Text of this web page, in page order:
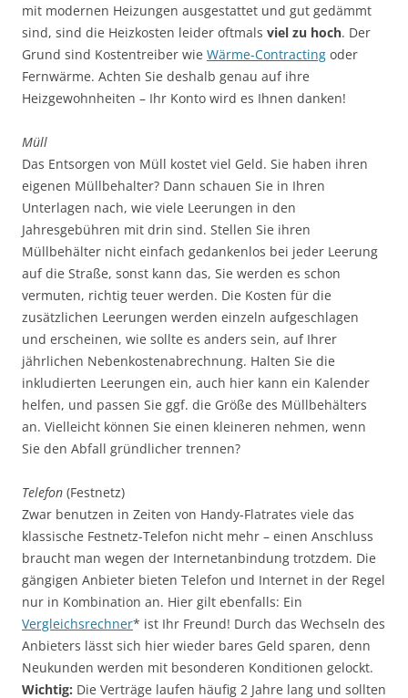
mit modernen Heizungen ausgestattet und gut gedämmt
sind, sind die Heizkosten leider oftmals viel zu hoch. Der
Grund sind Kostentreiber wie Wärme-Contracting oder
Fernwärme. Achten Sie deshalb genau auf ihre
Heizgewohnheiten – Ihr Konto wird es Ihnen danken!
Müll
Das Entsorgen von Müll kostet viel Geld. Sie haben ihren
eigenen Müllbehalter? Dann schauen Sie in Ihren
Unterlagen nach, wie viele Leerungen in den
Jahresgebühren mit drin sind. Stellen Sie ihren
Müllbehälter nicht einfach gedankenlos bei jeder Leerung
auf die Straße, sonst kann das, Sie werden es schon
vermuten, richtig teuer werden. Die Kosten für die
zusätzlichen Leerungen werden einzeln aufgeschlagen
und erscheinen, wie sollte es anders sein, auf Ihrer
jährlichen Nebenkostenabrechnung. Halten Sie die
inkludierten Leerungen ein, auch hier kann ein Kalender
helfen, und passen Sie ggf. die Größe des Müllbehälters
an. Vielleicht können Sie einen kleineren nehmen, wenn
Sie den Abfall gründlicher trennen?
Telefon (Festnetz)
Zwar benutzen in Zeiten von Handy-Flatrates viele das
klassische Festnetz-Telefon nicht mehr – einen Anschluss
braucht man wegen der Internetanbindung trotzdem. Die
gängigen Anbieter bieten Telefon und Internet in der Regel
nur in Kombination an. Hier gilt ebenfalls: Ein
Vergleichsrechner* ist Ihr Freund! Durch das Wechseln des
Anbieters lässt sich hier wieder bares Geld sparen, denn
Neukunden werden mit besonderen Konditionen gelockt.
Wichtig: Die Verträge laufen häufig 2 Jahre lang und sollten